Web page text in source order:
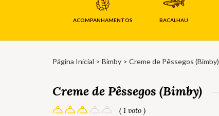
ACOMPANHAMENTOS BACALHAU
Página Inicial > Bimby > Creme de Pêssegos (Bimby)
Creme de Pêssegos (Bimby)
( 1 voto )